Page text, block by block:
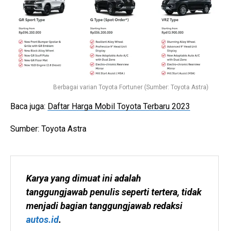
Berbagai varian Toyota Fortuner (Sumber: Toyota Astra)
Baca juga: Daftar Harga Mobil Toyota Terbaru 2023
Sumber: Toyota Astra
Karya yang dimuat ini adalah
tanggungjawab penulis seperti tertera, tidak
autos.id.